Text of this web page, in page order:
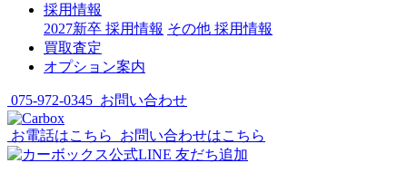
採用情報
2027新卒 採用情報 その他 採用情報
買取査定
オプション案内
075-972-0345 お問い合わせ
お電話はこちら お問い合わせはこちら